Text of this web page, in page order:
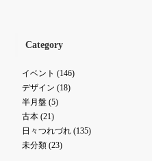
Category
イベント (146)
デザイン (18)
半月盤 (5)
古本 (21)
日々つれづれ (135)
未分類 (23)